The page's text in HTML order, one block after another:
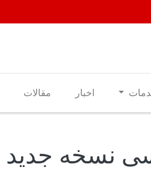
اخبار مقالات
نسخه جدید